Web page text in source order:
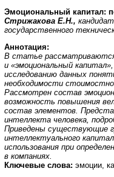
Эмоциональный капитал:
Стрижакова Е.Н.,
государственного
Аннотация:
В статье
и «эмоциональный
исследованию данных
необходимости
Рассмотрен состав
возможность повышения
состав элементов.
интеллекта человека,
Приведены существующие
интеллектуального
использования при
в компаниях.
Ключевые слова: эмоции,